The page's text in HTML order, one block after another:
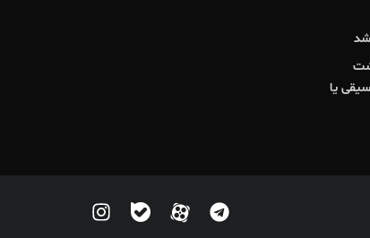
۲ کیلو گوشت
یا